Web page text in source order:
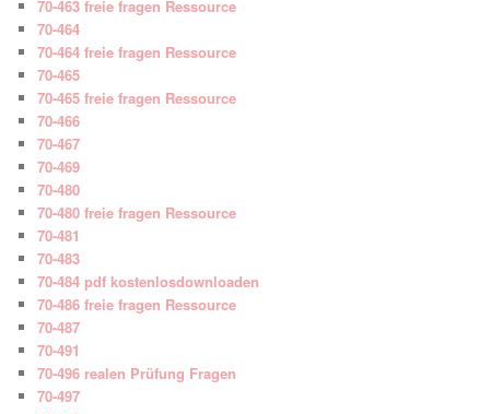
70-463 freie fragen Ressource
70-464
70-464 freie fragen Ressource
70-465
70-465 freie fragen Ressource
70-466
70-467
70-469
70-480
70-480 freie fragen Ressource
70-481
70-483
70-484 pdf kostenlosdownloaden
70-486 freie fragen Ressource
70-487
70-491
70-496 realen Prüfung Fragen
70-497